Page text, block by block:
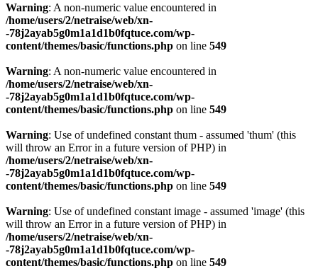
Warning: A non-numeric value encountered in
/home/users/2/netraise/web/xn-
-78j2ayab5g0m1a1d1b0fqtuce.com/wp-
content/themes/basic/functions.php on line 549
Warning: A non-numeric value encountered in
/home/users/2/netraise/web/xn-
-78j2ayab5g0m1a1d1b0fqtuce.com/wp-
content/themes/basic/functions.php on line 549
Warning: Use of undefined constant thum - assumed 'thum' (this
will throw an Error in a future version of PHP) in
/home/users/2/netraise/web/xn-
-78j2ayab5g0m1a1d1b0fqtuce.com/wp-
content/themes/basic/functions.php on line 549
Warning: Use of undefined constant image - assumed 'image' (this
will throw an Error in a future version of PHP) in
/home/users/2/netraise/web/xn-
-78j2ayab5g0m1a1d1b0fqtuce.com/wp-
content/themes/basic/functions.php on line 549